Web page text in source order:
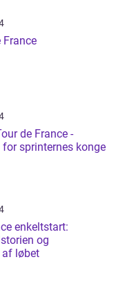
France
de France -
sprinternes konge
enkeltstart:
og
af løbet